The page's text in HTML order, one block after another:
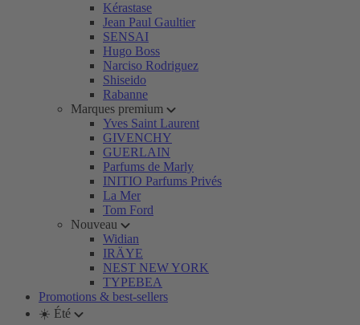
Kérastase
Jean Paul Gaultier
SENSAI
Hugo Boss
Narciso Rodriguez
Shiseido
Rabanne
Marques premium
Yves Saint Laurent
GIVENCHY
GUERLAIN
Parfums de Marly
INITIO Parfums Privés
La Mer
Tom Ford
Nouveau
Widian
IRÄYE
NEST NEW YORK
TYPEBEA
Promotions & best-sellers
☀️ Été